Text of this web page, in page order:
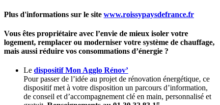
Plus d'informations sur le site www.roissypaysdefrance.fr
Vous êtes propriétaire avec l’envie de mieux isoler votre
logement, remplacer ou moderniser votre système de chauffage,
mais aussi réduire vos consommations d’énergie ?
Le dispositif Mon Agglo Rénov’
Pour passer de l’idée au projet de rénovation énergétique, ce
dispositif met à votre disposition un parcours d’information,
de conseil et d’accompagnement clé en main, personnalisé et